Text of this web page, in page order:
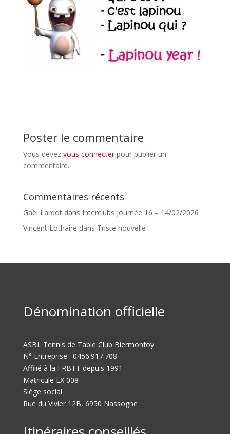
Poster le commentaire
Vous devez vous connecterpour publier un
commentaire.
Commentaires récents
Gaël Lardotdans Interclubs journée 16 – 14/02/2026
Vincent Lothaire dans Triste nouvelle
Dénomination officielle
ASBL Tennis de Table Club Biermonfoy
N° Entreprise : 0456.917.708
Affilié à la FRBTT depuis 1991
Matricule LX 008
Siège social :
Rue du Vivier 12B, 6950 Nassogne